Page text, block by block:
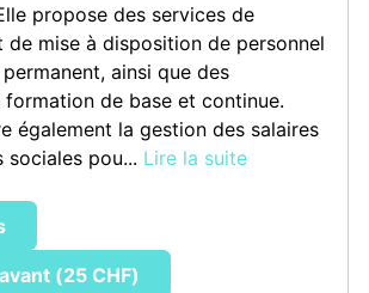
propose des services de
de mise à disposition de personnel
ainsi que des
de base et continue.
également la gestion des salaires
sociales pou... Lire la suite
(25 CHF)